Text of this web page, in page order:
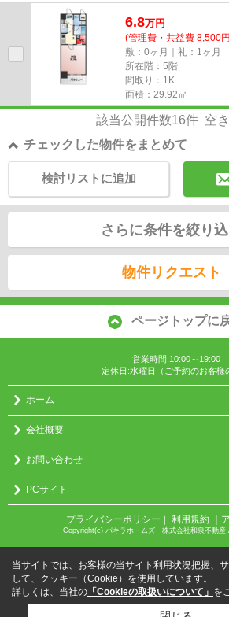
ています。初期費用をカードでお...
6.8万円
(管理費・共益費 8,500
敷：0ヶ月｜礼：1ヶ月
所在階：5階
間取り：1K
面積：29.92㎡
該当公開件数16件 空
チェックした物件をまとめて
検討リストに追加
さらに条件を絞り
物件リクエスト
ページトップに
営業時間:10:00～19:00
定休日:水曜日（ご予約のお客様
ホーム
会社概要
お問い合わせ
PCサイト
プライバシーポリシー ｜ 利用規約 ｜
Copyright(c) パキラホームズ 株式会社和泉不動産
当サイトでは、お客様の当サイト利用状況把握、
して、クッキー（Cookie）を使用しています。
詳しくは、当社の 「Cookieの取扱いについて」 を